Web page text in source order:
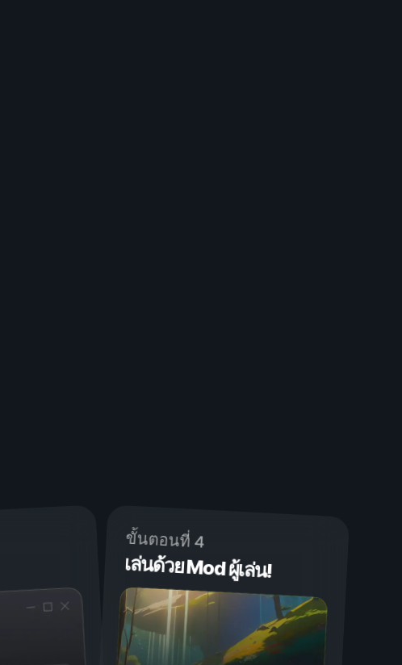
ขั้นตอนที่ 4
เล่นด้วย Mod ผู้เล่น!